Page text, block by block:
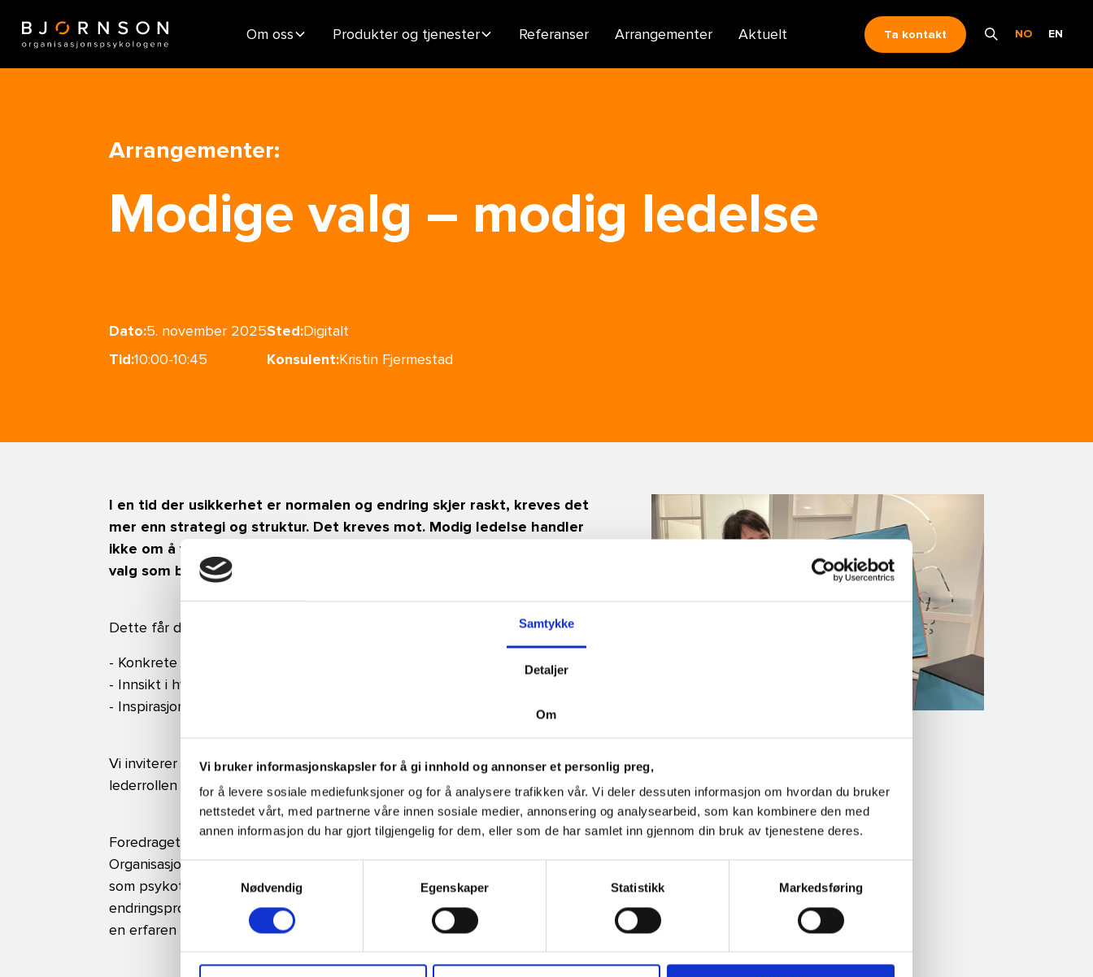
Samtykke
Detaljer
Om
Vi bruker informasjonskapsler for å gi innhold og annonser et personlig preg,
for å levere sosiale mediefunksjoner og for å analysere trafikken vår. Vi deler dessuten informasjon om hvordan du bruker
nettstedet vårt, med partnerne våre innen sosiale medier, annonsering og analysearbeid, som kan kombinere den med
annen informasjon du har gjort tilgjengelig for dem, eller som de har samlet inn gjennom din bruk av tjenestene deres.
Samtykkevalg
Nødvendig
Egenskaper Statistikk Markedsføring
Om oss Produkter og tjenester Referanser Arrangementer Aktuelt Ta kontakt NO EN
Arrangementer:
Modige valg – modig ledelse
Dato:5. november 2025
Tid:10:00-10:45
Sted:Digitalt
Konsulent:Kristin Fjermestad
I en tid der usikkerhet er normalen og endring skjer raskt, kreves det
mer enn strategi og struktur. Det kreves mot. Modig ledelse handler
ikke om å være fryktløs – men om å være ekte, tydelig og villig til å ta
valg som bygger mennesker, ikke bare resultater.
Dette får du med deg:
- Konkrete verktøy og øvelser for å styrke mot i lederrollen
- Innsikt i hvordan tillit og sårbarhet henger sammen med modige valg
- Inspirasjon til å bygge en kultur der mennesker vokser – sammen
Vi inviterer til økt innsikt, inspirasjon og konkrete verktøy for å utvikle mot i
lederrollen – og for å spille andre gode, selv når det koster.
Foredraget holdes av Kristin Fjermestad
, seniorkonsulent i Bjørnson
Organisasjonspsykologene. Hun har over 25 års erfaring fra helsetjenesten
som psykoterapeut, gruppeanalytiker og leder, og har ledet større
endringsprosesser med fokus på trygghet, tydelige mål og samspill. Kristin er
en erfaren formidler som engasjerer.